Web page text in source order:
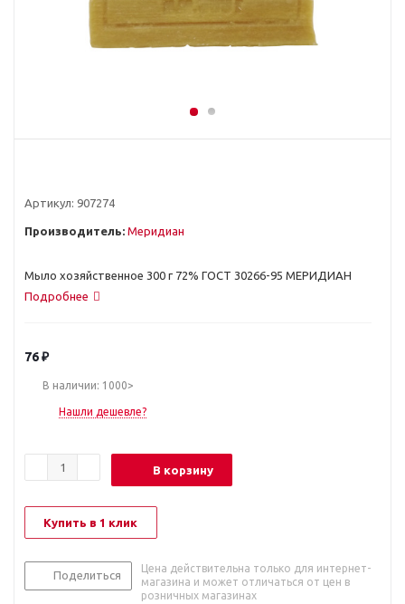
Артикул: 907274
Производитель: Меридиан
Мыло хозяйственное 300 г 72% ГОСТ 30266-95 МЕРИДИАН
Подробнее
76₽
В наличии: 1000>
Нашли дешевле?
В корзину
Купить в 1 клик
Поделиться
Цена действительна только для интернет-
магазина и может отличаться от цен в
розничных магазинах